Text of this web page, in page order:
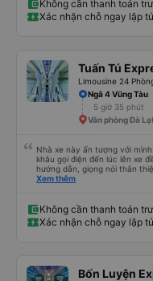
Nhìn chung, đó là một trải
chỗ cho 1 người lớn và 1 trẻ
Không cần thanh toán
Xác nhận chỗ ngay lập
Tuấn Tú
Limousine 24
Ngã 4 Vũng Tàu
5 giờ 35 phút
Văn phòng Đà Lạt
Nhà xe này ấn tượng với mình
khâu gọi điện đến lúc lên xe
hướng dẫn, giọng nói thân thiện, nhẹ nhàng.
mái, chăn nệm nước suối đầy
nhưng các anh hướng dẫn
( vì đây là địa bàn của thế lực xe
mình được chở xuống Ngã 3 thành
Xem thêm
Không cần thanh toán
Xác nhận chỗ ngay lập
Bốn Luyện